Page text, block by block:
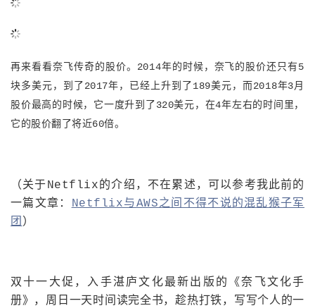
播
活
动
的
关
证
实
的
藏
支
持
声
建
再来看看奈飞传奇的股价。2014年的时候，奈飞的股价还只有5
块多美元，到了2017年，已经上升到了189美元，而2018年3月
股价最高的时候，它一度升到了320美元， 在4年左右的时间里，
它的股价翻了将近60倍。
（关于Netflix的介绍，不在累述，可以参考我此前的
一篇文章： Netflix与AWS之间不得不说的混乱猴子军
团 ）
双十一大促，入手湛庐文化最新出版的《奈飞文化手
册》，周日一天时间读完全书，趁热打铁，写写个人的一